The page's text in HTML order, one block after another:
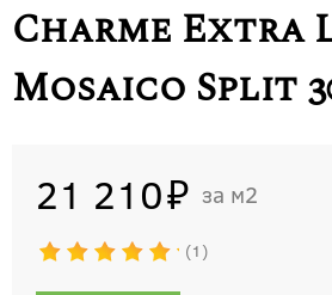
Charme Extra
Mosaico Split
21 210 м2
1